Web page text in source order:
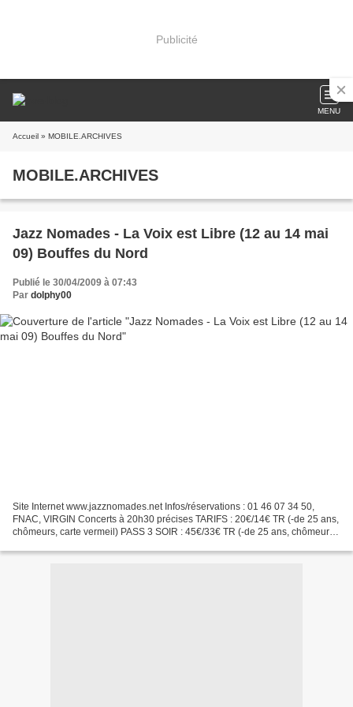
Publicité
MENU
Accueil » MOBILE.ARCHIVES
MOBILE.ARCHIVES
Jazz Nomades - La Voix est Libre (12 au 14 mai
09) Bouffes du Nord
Publié le 30/04/2009 à 07:43
Par dolphy00
Site Internet www.jazznomades.net Infos/réservations : 01 46 07 34 50,
FNAC, VIRGIN Concerts à 20h30 précises TARIFS : 20€/14€ TR (-de 25 ans,
chômeurs, carte vermeil) PASS 3 SOIR : 45€/33€ TR (-de 25 ans, chômeurs,